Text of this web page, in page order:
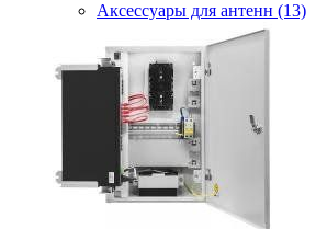
Аксессуары для антенн (13)